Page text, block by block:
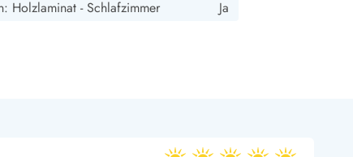
Holzlaminat - Schlafzimmer Ja